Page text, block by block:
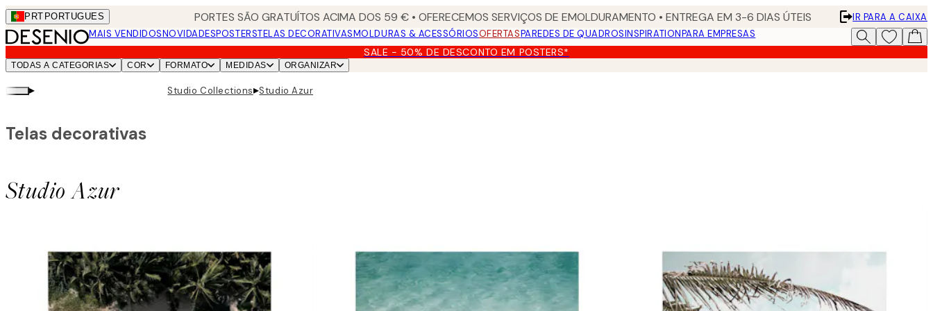
Skip
to
main
content.
PRT PORTUGUES PORTES SÃO GRATUÍTOS ACIMA DOS 59 € • OFERECEMOS SERVIÇOS DE EMOLDURAMENTO • ENTREGA EM 3-6 DIAS ÚTEIS
IR PARA A CAIXA
MAIS VENDIDOSNOVIDADESPOSTERSTELAS DECORATIVASMOLDURAS & ACESSÓRIOSOFERTASPAREDES DE QUADROSINSPIRATIONPARA EMPRESAS
SALE - 50% DE DESCONTO EM POSTERS*
TODAS A CATEGORIAS COR FORMATO MEDIDAS ORGANIZAR
▸ Studio Collections▸Studio Azur
Studio Azur
Telas decorativas